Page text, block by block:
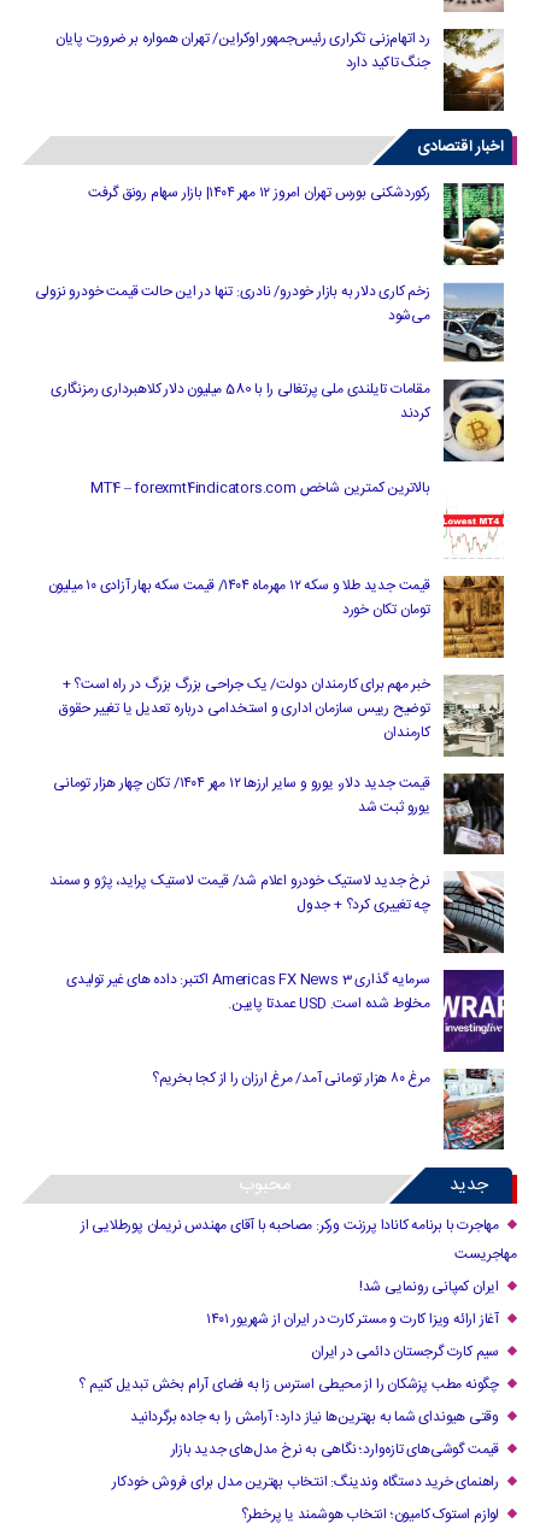
رد اتهام‌زنی تکراری رئیس‌جمهور اوکراین/ تهران همواره بر ضرورت پایان
جنگ تاکید دارد
اخبار اقتصادی
رکوردشکنی بورس تهران امروز ۱۲ مهر ۱۴۰۴| بازار سهام رونق گرفت
زخم کاری دلار به بازار خودرو/ نادری: تنها در این حالت قیمت خودرو نزولی
می‌شود
مقامات تایلندی ملی پرتغالی را با 580 میلیون دلار کلاهبرداری رمزنگاری
کردند
بالاترین کمترین شاخص MT4 – forexmt4indicators.com
قیمت جدید طلا و سکه ۱۲ مهرماه ۱۴۰۴/ قیمت سکه بهار آزادی ۱۰ میلیون
تومان تکان خورد
خبر مهم برای کارمندان دولت/ یک جراحی بزرگ بزرگ در راه است؟ +
توضیح رییس سازمان اداری و استخدامی درباره تعدیل یا تغییر حقوق
کارمندان
قیمت جدید دلار، یورو و سایر ارزها ۱۲ مهر ۱۴۰۴/ تکان چهار هزار تومانی
یورو ثبت شد
نرخ جدید لاستیک خودرو اعلام شد/ قیمت لاستیک پراید، پژو و سمند
چه تغییری کرد؟ + جدول
سرمایه گذاری Americas FX News 3 اکتبر: داده های غیر تولیدی
مخلوط شده است. USD عمدتا پایین.
مرغ ۸۰ هزار تومانی آمد/ مرغ ارزان را از کجا بخریم؟
جدید محبوب
مهاجرت با برنامه کانادا پرزنت ورکر: مصاحبه با آقای مهندس نریمان پورطلایی از
مهاجریست
ایران کمپانی رونمایی شد!
آغاز ارائه ویزا کارت و مستر کارت در ایران از شهریور ۱۴۰۱
سیم کارت گرجستان دائمی در ایران
چگونه مطب پزشکان را از محیطی استرس زا به فضای آرام بخش تبدیل کنیم ؟
وقتی هیوندای شما به بهترین‌ها نیاز دارد؛ آرامش را به جاده برگردانید
قیمت گوشی‌های تازه‌وارد؛ نگاهی به نرخ مدل‌های جدید بازار
راهنمای خرید دستگاه وندینگ: انتخاب بهترین مدل برای فروش خودکار
لوازم استوک کامیون؛ انتخاب هوشمند یا پرخطر؟